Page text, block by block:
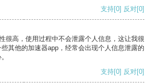
支持[0] 反对[0]
很高，使用过程中不会泄露个人信息，这让我很
其他的加速器app，经常会出现个人信息泄露的
支持[0] 反对[0]